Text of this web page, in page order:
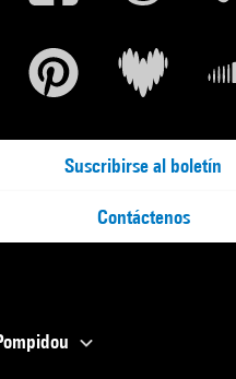
Suscribirse al boletín
Contáctenos